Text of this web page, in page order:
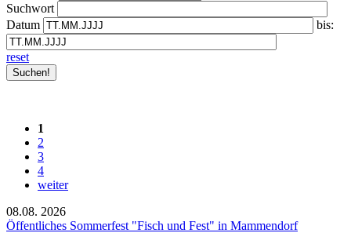
Suchwort
Datum
bis:
reset
1
2
3
4
weiter
08.08. 2026
Öffentliches Sommerfest "Fisch und Fest" in Mammendorf